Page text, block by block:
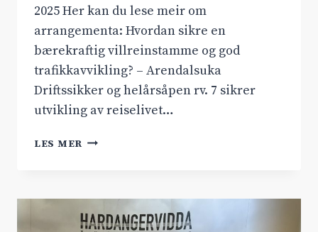
2025 Her kan du lese meir om
arrangementa: Hvordan sikre en
bærekraftig villreinstamme og god
trafikkavvikling? – Arendalsuka
Driftssikker og helårsåpen rv. 7 sikrer
utvikling av reiselivet…
LES MER MØT